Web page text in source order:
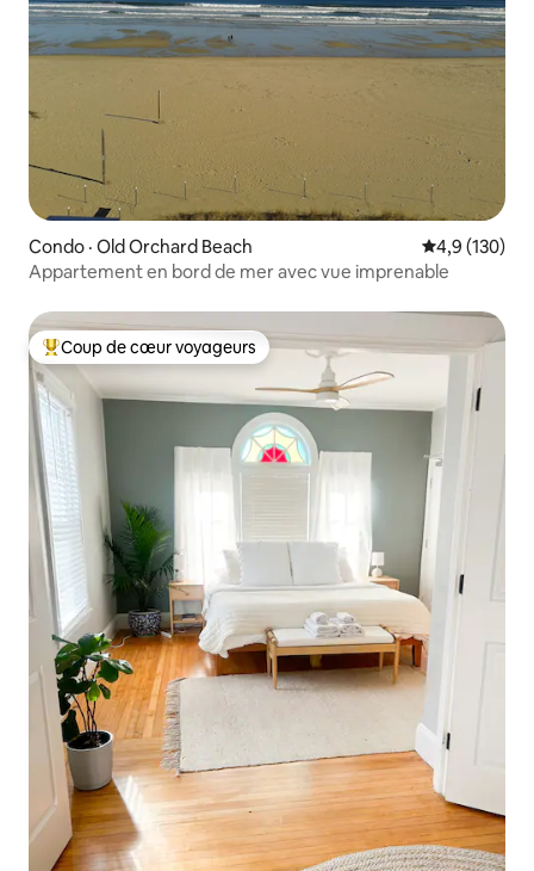
Condo · Old Orchard Beach Note
4,9 (130)
Appartement en bord de mer avec vue imprenable
Coup de cœur voyageurs parmi les plus aimés
Coup de cœur voyageurs